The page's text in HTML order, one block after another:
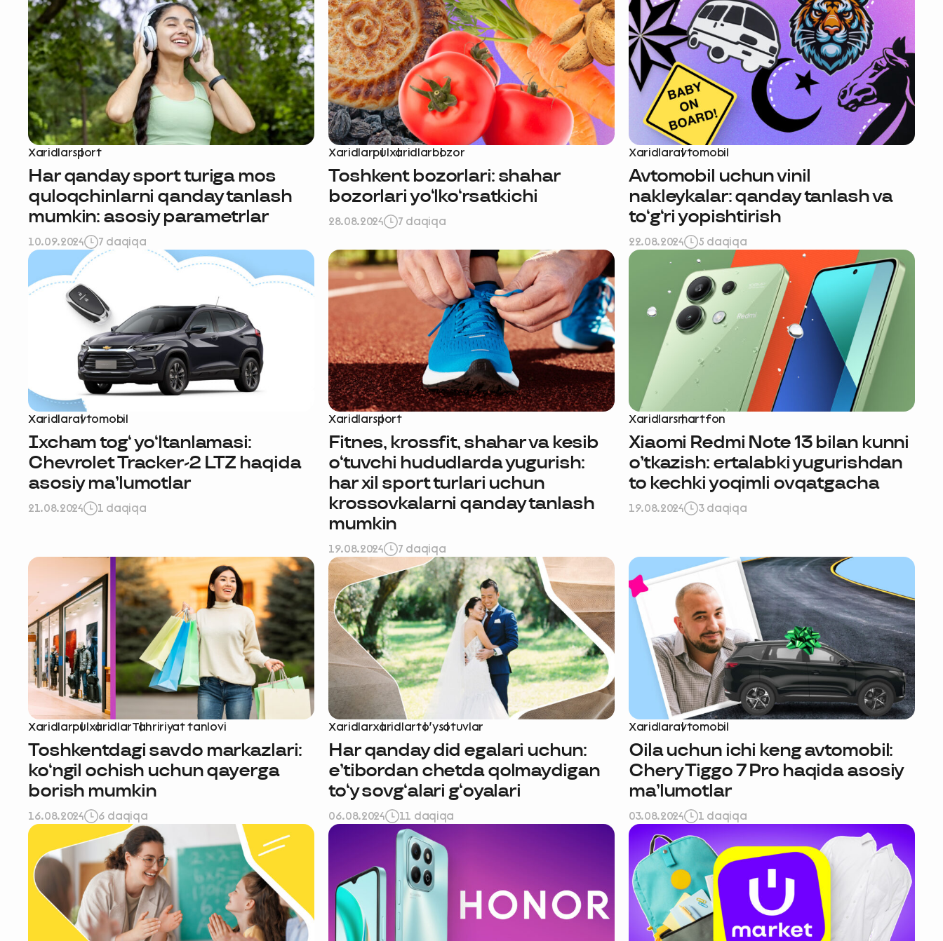
Xaridlarsport
Har qanday sport turiga mos
quloqchinlarni qanday tanlash
mumkin: asosiy parametrlar
10.09.2024 7 daqiqa
Xaridlarpulxaridlarbozor
Toshkent bozorlari: shahar
bozorlari yo‘lko‘rsatkichi
28.08.2024 7 daqiqa
Xaridlaravtomobil
Avtomobil uchun vinil
nakleykalar: qanday tanlash va
to‘g‘ri yopishtirish
22.08.2024 5 daqiqa
Xaridlaravtomobil
Ixcham tog‘ yo‘ltanlamasi:
Chevrolet Tracker-2 LTZ haqida
asosiy ma’lumotlar
21.08.2024 1 daqiqa
Xaridlarsport
Fitnes, krossfit, shahar va kesib
o‘tuvchi hududlarda yugurish:
har xil sport turlari uchun
krossovkalarni qanday tanlash
mumkin
19.08.2024 7 daqiqa
Xaridlarsmartfon
Xiaomi Redmi Note 13 bilan kunni
o’tkazish: ertalabki yugurishdan
to kechki yoqimli ovqatgacha
19.08.2024 3 daqiqa
XaridlarpulxaridlarTahririyat tanlovi
Toshkentdagi savdo markazlari:
ko‘ngil ochish uchun qayerga
borish mumkin
16.08.2024 6 daqiqa
Xaridlarxaridlarto‘ysotuvlar
Har qanday did egalari uchun:
e’tibordan chetda qolmaydigan
to‘y sovg‘alari g‘oyalari
06.08.2024 11 daqiqa
Xaridlaravtomobil
Oila uchun ichi keng avtomobil:
Chery Tiggo 7 Pro haqida asosiy
ma’lumotlar
03.08.2024 1 daqiqa
Ravnaqimizga hissa qo'shing —
so‘rovnomada qatnashing ❤️
boshlash